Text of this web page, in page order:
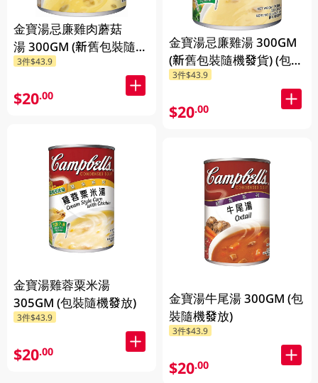
金寶湯忌廉雞肉蘑菇
湯 300GM (新舊包裝隨機
發貨) (包裝隨機發放)
3件$43.9
$20.00
金寶湯雞蓉粟米湯
305GM (包裝隨機發放)
3件$43.9
$20.00
金寶湯忌廉雞湯 300GM
(新舊包裝隨機發貨) (包裝
隨機發放)
3件$43.9
$20.00
金寶湯牛尾湯 300GM (包
裝隨機發放)
3件$43.9
$20.00